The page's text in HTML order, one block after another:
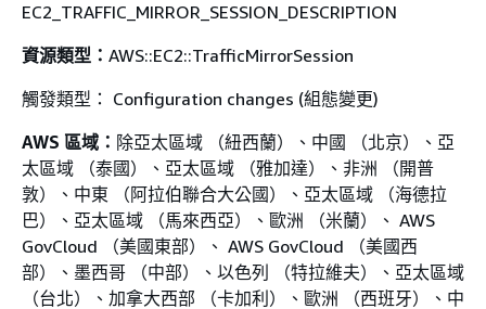
EC2_TRAFFIC_MIRROR_SESSION_DESCRIPTION
資源類型： AWS::EC2::TrafficMirrorSession
觸發類型： Configuration changes (組態變更)
AWS 區域： 除亞太區域 （紐西蘭）、中國 （北京）、亞
太區域 （泰國）、亞太區域 （雅加達）、非洲 （開普
敦）、中東 （阿拉伯聯合大公國）、亞太區域 （海德拉
巴）、亞太區域 （馬來西亞）、歐洲 （米蘭）、 AWS
GovCloud （美國東部）、 AWS GovCloud （美國西
部）、墨西哥 （中部）、以色列 （特拉維夫）、亞太區域
（台北）、加拿大西部 （卡加利）、歐洲 （西班牙）、中